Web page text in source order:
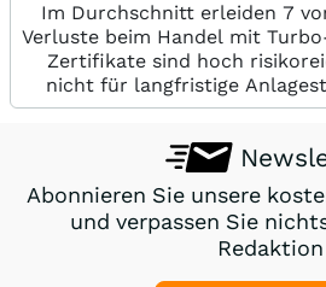
Im Durchschnitt erleiden 7
Verluste beim Handel mit
Zertifikate sind hoch
nicht für langfristige
Abonnieren Sie unsere
und verpassen Sie
Redaktion